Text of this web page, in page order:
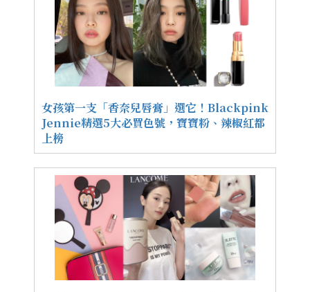
女孩第一支「香奈兒唇膏」選它！Blackpink
Jennie精選5大必買色號，寶寶粉、辣椒紅都
上榜